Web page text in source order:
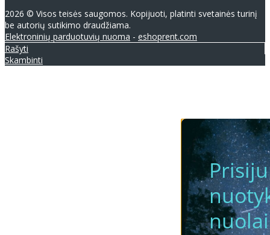
2026 © Visos teisės saugomos. Kopijuoti, platinti svetainės turinį
be autorių sutikimo draudžiama.
Elektroninių parduotuvių nuoma - eshoprent.com
Rašyti
Skambinti